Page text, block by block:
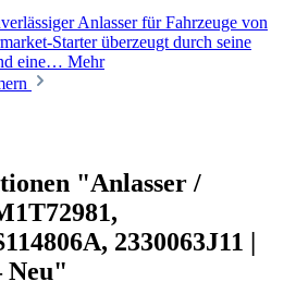
Anlasser für Fahrzeuge von
Starter überzeugt durch seine
eine… Mehr
"Anlasser /
2330063J11 |
Neu"